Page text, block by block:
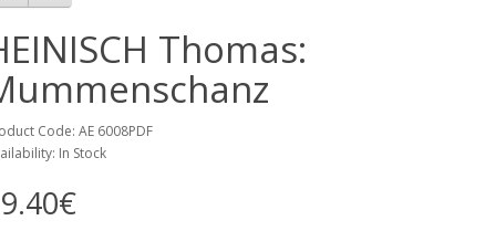
Thomas:
Code: AE 6008PDF
In Stock